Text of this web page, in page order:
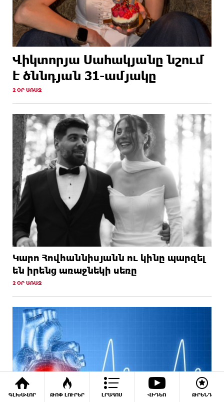
ԳԼԽԱՎՈՐ ԹՈՓ ԼՈՒՐԵՐ ԼՐԱՀՈՍ ՎԻԴԵՈ ԹՐԵՆԴ
Վիկտորյա Սահակյանը նշում
է ծննդյան 31-ամյակը
2 ՕՐ ԱՌԱՋ
Կարո Հովհաննիսյանն ու կինը պարզել
են իրենց առաջնեկի սեռը
2 ՕՐ ԱՌԱՋ